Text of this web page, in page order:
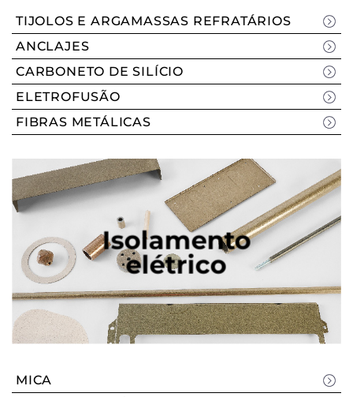
TIJOLOS E ARGAMASSAS REFRATÁRIOS
ANCLAJES
CARBONETO DE SILÍCIO
ELETROFUSÃO
FIBRAS METÁLICAS
Isolamento
elétrico
MICA